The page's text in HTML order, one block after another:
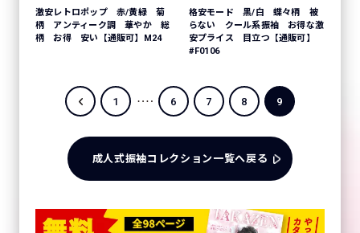
激安レトロポップ 赤/黄緑 菊
柄 アンティーク調 華やか 総
柄 お得 安い【通販可】M24
格安モード 黒/白 蝶々柄 被
らない クール系振袖 お得な激
安プライス 目立つ【通販可】
#F0106
1 6 7 8 9
成人式振袖コレクション一覧へ戻る